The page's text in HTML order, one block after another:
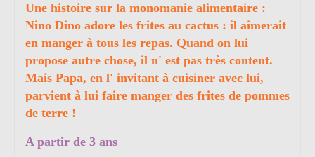
Une histoire sur la monomanie alimentaire :
Nino Dino adore les frites au cactus : il aimerait
en manger à tous les repas. Quand on lui
propose autre chose, il n' est pas très content.
Mais Papa, en l' invitant à cuisiner avec lui,
parvient à lui faire manger des frites de pommes
de terre !
A partir de 3 ans